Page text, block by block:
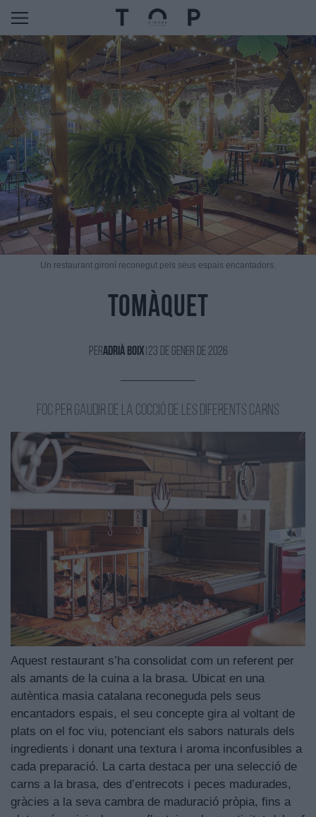
Un restaurant gironí reconegut pels seus espais encantadors.
Tomàquet
PerAdrià Boix 23 de Gener de 2026
Foc per gaudir de la cocció de les diferents carns
Aquest restaurant s’ha consolidat com un referent per
als amants de la cuina a la brasa. Ubicat en una
autèntica masia catalana reconeguda pels seus
encantadors espais, el seu concepte gira al voltant de
plats on el foc viu, potenciant els sabors naturals dels
ingredients i donant una textura i aroma inconfusibles a
cada preparació. La carta destaca per una selecció de
carns a la brasa, des d’entrecots i peces madurades,
gràcies a la seva cambra de maduració pròpia, fins a